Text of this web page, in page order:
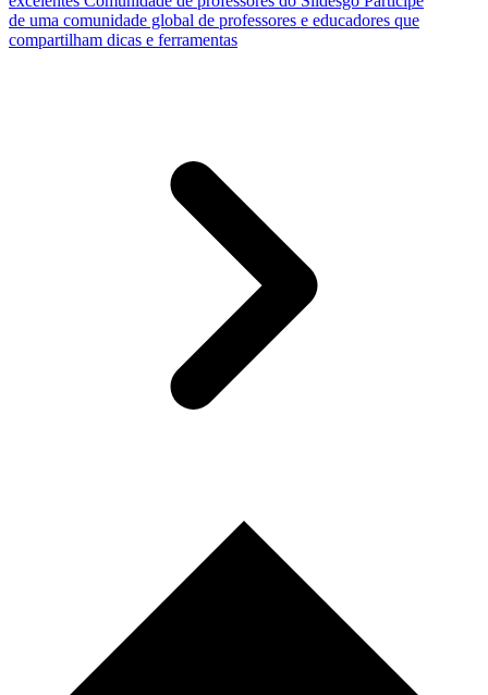
de uma comunidade global de professores e educadores que
compartilham dicas e ferramentas